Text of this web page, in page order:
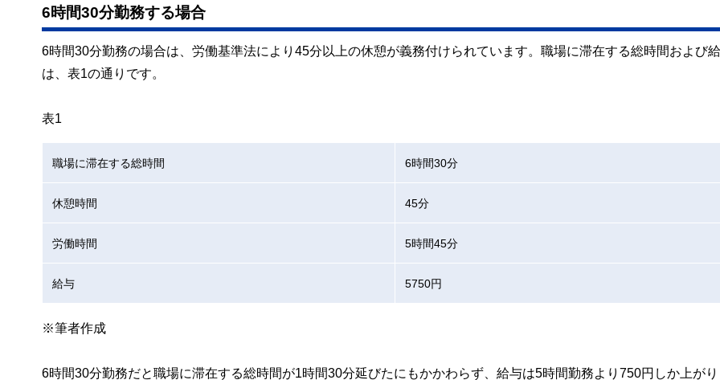
6時間30分勤務する場合
6時間30分勤務の場合は、労働基準法により45分以上の休憩が義務付けられています。職場に滞在する総時間および
は、表1の通りです。
表1
職場に滞在する総時間 6時間30分
休憩時間 45分
労働時間 5時間45分
給与 5750円
※筆者作成
6時間30分勤務だと職場に滞在する総時間が1時間30分延びたにもかかわらず、給与は5時間勤務より750円しか上が